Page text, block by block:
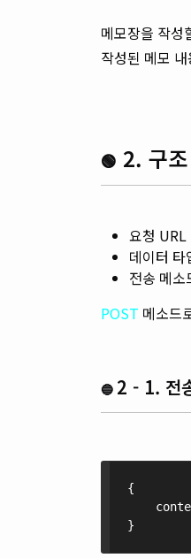
메모장을 작성
작성된 메모
🟢 2. 구
요청 URL
데이터 타
전송 메소
POST 메소드
🔵 2 - 1. 전
{
}